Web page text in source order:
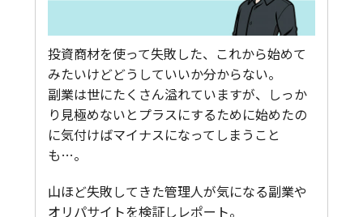
投資商材を使って失敗した、これから始めて
みたいけどどうしていいか分からない。
副業は世にたくさん溢れていますが、しっか
り見極めないとプラスにするために始めたの
に気付けばマイナスになってしまうこと
も…。
山ほど失敗してきた管理人が気になる副業や
オリパサイトを検証しレポート。